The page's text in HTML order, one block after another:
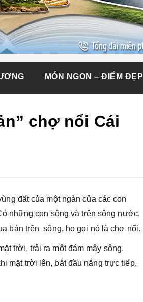
MÓN NGON – ĐIỂM ĐẸP
chợ nổi Cái
đất của một ngàn của các con
những con sông và trên sông nước,
bán trên sông, họ gọi nó là chợ nổi.
trời, trải ra một đám mây sông,
mặt trời lên, bắt đầu nắng trực tiếp,